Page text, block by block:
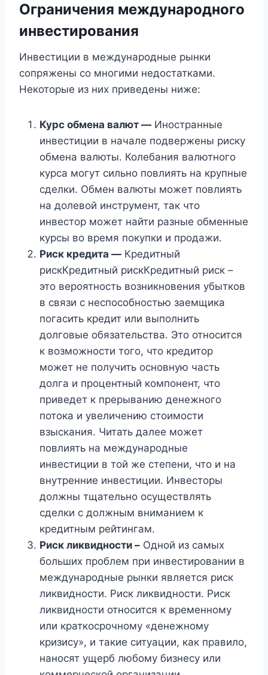
Ограничения международного
инвестирования
Инвестиции в международные рынки
сопряжены со многими недостатками.
Некоторые из них приведены ниже:
Курс обмена валют — Иностранные
инвестиции в начале подвержены риску
обмена валюты. Колебания валютного
курса могут сильно повлиять на крупные
сделки. Обмен валюты может повлиять
на долевой инструмент, так что
инвестор может найти разные обменные
курсы во время покупки и продажи.
Риск кредита — Кредитный
рискКредитный рискКредитный риск –
это вероятность возникновения убытков
в связи с неспособностью заемщика
погасить кредит или выполнить
долговые обязательства. Это относится
к возможности того, что кредитор
может не получить основную часть
долга и процентный компонент, что
приведет к прерыванию денежного
потока и увеличению стоимости
взыскания. Читать далее может
повлиять на международные
инвестиции в той же степени, что и на
внутренние инвестиции. Инвесторы
должны тщательно осуществлять
сделки с должным вниманием к
кредитным рейтингам.
Риск ликвидности – Одной из самых
больших проблем при инвестировании в
международные рынки является риск
ликвидности. Риск ликвидности. Риск
ликвидности относится к временному
или краткосрочному «денежному
кризису», и такие ситуации, как правило,
наносят ущерб любому бизнесу или